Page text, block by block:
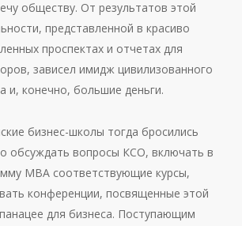
обществу. От результатов этой
представленной в красиво
проспектах и отчетах для
зависел имидж цивилизованного
и, конечно, большие деньги.
бизнес-школы тогда бросились
обсуждать вопросы КСО, включать в
МВА соответствующие курсы,
конференции, посвященные этой
для бизнеса. Поступающим